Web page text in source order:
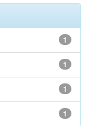
1
1
1
1